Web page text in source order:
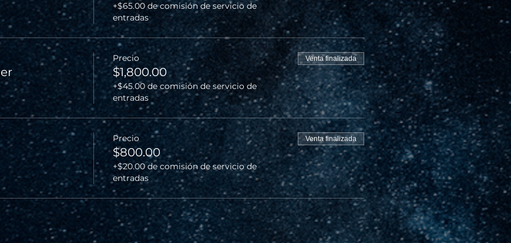
+$65.00 de comisión de servicio de
entradas
Precio
$1,800.00
+$45.00 de comisión de servicio de
entradas
Venta finalizada
Precio
$800.00
+$20.00 de comisión de servicio de
entradas
Venta finalizada